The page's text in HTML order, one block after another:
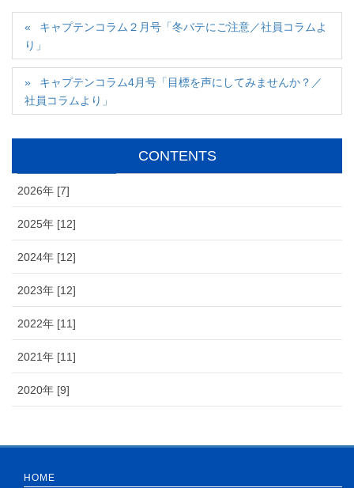
キャプテンコラム２月号「冬バテにご注意／社員コラムよ
り」
キャプテンコラム4月号「目標を声にしてみませんか？／
社員コラムより」
CONTENTS
2026年 [7]
2025年 [12]
2024年 [12]
2023年 [12]
2022年 [11]
2021年 [11]
2020年 [9]
HOME